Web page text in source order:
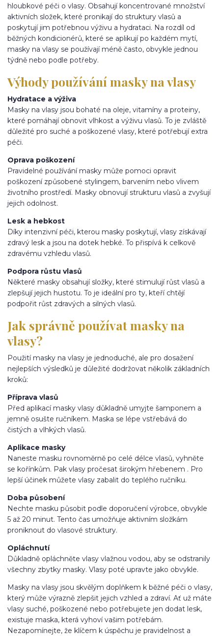
hloubkové péči o vlasy. Obsahují koncentrované množství
aktivních složek, které pronikají do struktury vlasů a
poskytují jim potřebnou výživu a hydrataci. Na rozdíl od
běžných kondicionérů, které se aplikují po každém mytí,
masky na vlasy se používají méně často, obvykle jednou
týdně nebo podle potřeby.
Výhody používání masky na vlasy
Hydratace a výživa
Masky na vlasy jsou bohaté na oleje, vitamíny a proteiny,
které pomáhají obnovit vlhkost a výživu vlasů. To je zvláště
důležité pro suché a poškozené vlasy, které potřebují extra
péči.
Oprava poškození
Pravidelné používání masky může pomoci opravit
poškození způsobené stylingem, barvením nebo vlivem
životního prostředí. Masky obnovují strukturu vlasů a zvyšují
jejich odolnost.
Lesk a hebkost
Díky intenzivní péči, kterou masky poskytují, vlasy získávají
zdravý lesk a jsou na dotek hebké. To přispívá k celkově
zdravému vzhledu vlasů.
Podpora růstu vlasů
Některé masky obsahují složky, které stimulují růst vlasů a
zlepšují jejich hustotu. To je ideální pro ty, kteří chtějí
podpořit růst zdravých a silných vlasů.
Jak správně používat masky na
vlasy?
Použití masky na vlasy je jednoduché, ale pro dosažení
nejlepších výsledků je důležité dodržovat několik základních
kroků:
Příprava vlasů
Před aplikací masky vlasy důkladně umyjte šamponem a
jemně osušte ručníkem. Maska se lépe vstřebává do
čistých a vlhkých vlasů.
Aplikace masky
Naneste masku rovnoměrně po celé délce vlasů, vyhněte
se kořínkům. Pak vlasy pročesat širokým hřebenem . Pro
lepší účinek můžete vlasy zabalit do teplého ručníku.
Doba působení
Nechte masku působit podle doporučení výrobce, obvykle
5 až 20 minut. Tento čas umožňuje aktivním složkám
proniknout do vlasové struktury.
Opláchnutí
Důkladně opláchněte vlasy vlažnou vodou, aby se odstranily
všechny zbytky masky. Vlasy poté upravte jako obvykle.
Masky na vlasy jsou skvělým doplňkem k běžné péči o vlasy,
který může výrazně zlepšit jejich vzhled a zdraví. Ať už máte
vlasy suché, poškozené nebo potřebujete jen dodat lesk,
existuje maska, která vyhoví vašim potřebám.
Nezapomínejte, že klíčem k úspěchu je pravidelnost a